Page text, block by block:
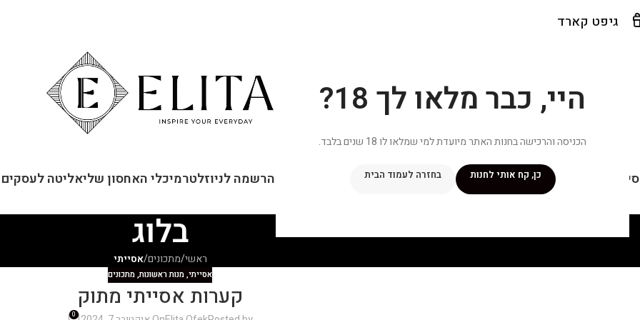
היי, כבר מלאו לך 18?
הכניסה והרכישה בחנות האתר מיועדת למי שמלאו לו 18 שנים בלבד.
כן, קח אותי לחנות בחזרה לעמוד הבית
גיפט קארד
שלי מתכוניםמנוי ״אליטה פלוס״חנותפרסומים במדיה הרשמה לניוזלטרמיכלי האחסון שליאליטה לעסקים
בלוג
ראשי/מתכונים/אסייתי
אסייתי,מנות ראשונות,מתכונים
קערות אסייתי מתוק
0